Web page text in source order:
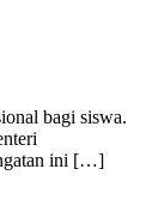
bagi siswa.
ini […]